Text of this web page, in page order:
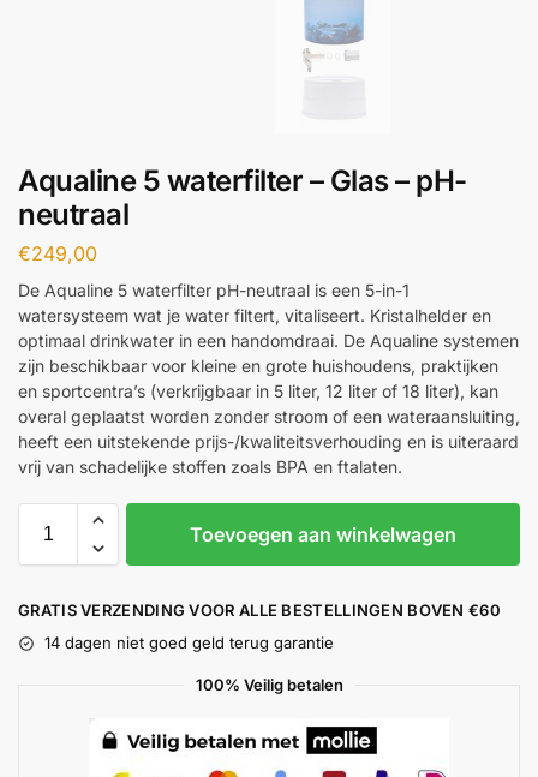
Aqualine 5 waterfilter – Glas – pH-
neutraal
€249,00
De Aqualine 5 waterfilter pH-neutraal is een 5-in-1
watersysteem wat je water filtert, vitaliseert. Kristalhelder en
optimaal drinkwater in een handomdraai. De Aqualine systemen
zijn beschikbaar voor kleine en grote huishoudens, praktijken
en sportcentra’s (verkrijgbaar in 5 liter, 12 liter of 18 liter), kan
overal geplaatst worden zonder stroom of een wateraansluiting,
heeft een uitstekende prijs-/kwaliteitsverhouding en is uiteraard
vrij van schadelijke stoffen zoals BPA en ftalaten.
Toevoegen aan winkelwagen
GRATIS VERZENDING VOOR ALLE BESTELLINGEN BOVEN €60
14 dagen niet goed geld terug garantie
100% Veilig betalen